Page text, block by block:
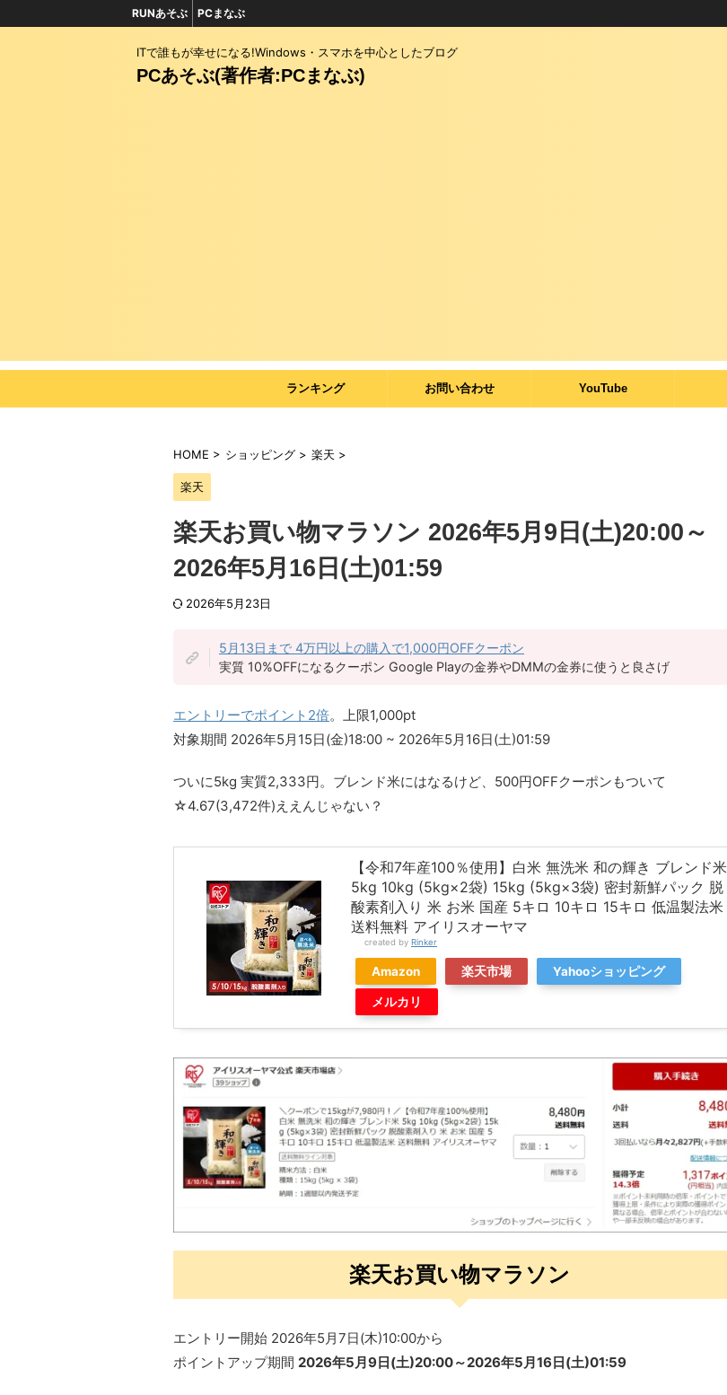
ITで誰もが幸せになる!Windows・スマホを中心としたブログ
PCあそぶ(著作者:PCまなぶ)
RUNあそぶ PCまなぶ
ランキング お問い合わせ YouTube
HOME > ショッピング > 楽天 >
楽天
楽天お買い物マラソン 2026年5月9日(土)20:00～
2026年5月16日(土)01:59
2026年5月23日
5月13日まで 4万円以上の購入で1,000円OFFクーポン
実質 10%OFFになるクーポン Google Playの金券やDMMの金券に使うと良さげ
エントリーでポイント2倍。上限1,000pt
対象期間 2026年5月15日(金)18:00 ~ 2026年5月16日(土)01:59
ついに5kg 実質2,333円。ブレンド米にはなるけど、500円OFFクーポンもついて
☆4.67(3,472件)ええんじゃない？
【令和7年産100％使用】白米 無洗米 和の輝き ブレンド米
5kg 10kg (5kg×2袋) 15kg (5kg×3袋) 密封新鮮パック 脱
酸素剤入り 米 お米 国産 5キロ 10キロ 15キロ 低温製法米
送料無料 アイリスオーヤマ
created by Rinker
Amazon 楽天市場 Yahooショッピング
メルカリ
楽天お買い物マラソン
エントリー開始 2026年5月7日(木)10:00から
ポイントアップ期間 2026年5月9日(土)20:00～2026年5月16日(土)01:59